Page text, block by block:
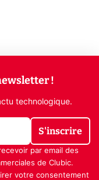
!
technologique.
S'inscrire
par email des
de Clubic.
votre consentement